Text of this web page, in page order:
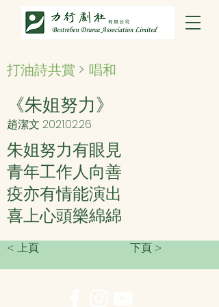
打油詩共賞 > 唱和
《朱姐努力》
趙潔文 2021.02.26
朱姐努力有眼見
青年工作人向善
疫亦有情能演出
喜上心頭樂綿綿
< 上頁 下頁 >